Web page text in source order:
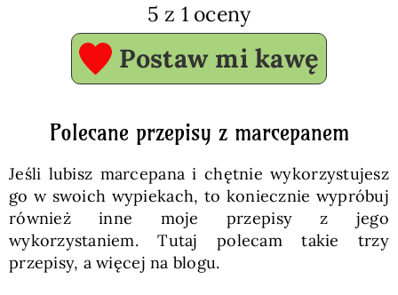
5 z 1 oceny
Postaw mi kawę
Polecane przepisy z marcepanem
Jeśli lubisz marcepana i chętnie wykorzystujesz
go w swoich wypiekach, to koniecznie wypróbuj
również inne moje przepisy z jego
wykorzystaniem. Tutaj polecam takie trzy
przepisy, a więcej na blogu.